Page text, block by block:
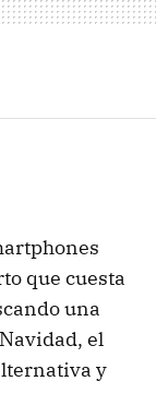
que cuesta
una
el
y